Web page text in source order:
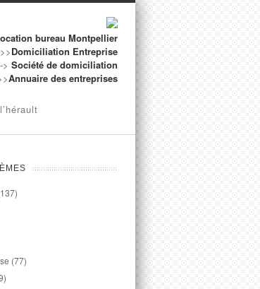
bureau Montpellier
Domiciliation Entreprise
Société de domiciliation
Annuaire des entreprises
(77)